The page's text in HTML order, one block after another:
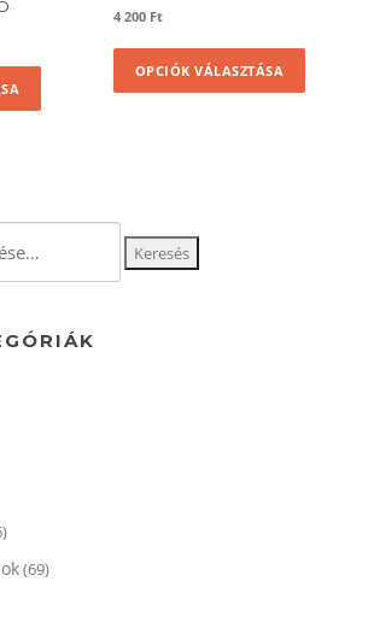
Ennek
terméknek
A
a
választhatók
4 200 Ft
OPCIÓK VÁLASZTÁSA
Ennek
Keresés
(69)